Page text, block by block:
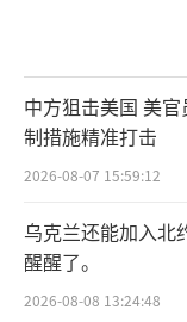
中方狙击美国 美
制措施精准打击
2026-08-07 15:59:12
乌克兰还能加入北
醒醒了。
2026-08-08 13:24:48